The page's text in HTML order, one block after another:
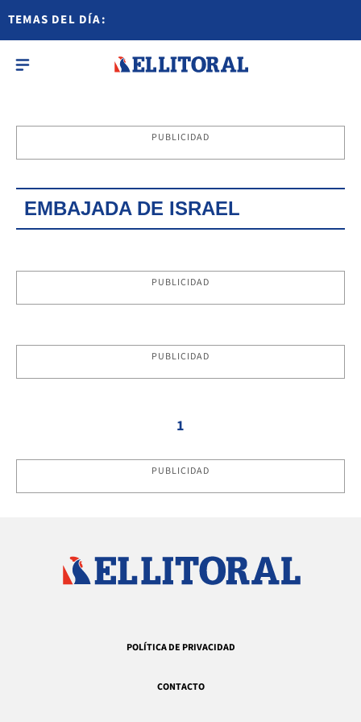
TEMAS DEL DÍA:
PUBLICIDAD
EMBAJADA DE ISRAEL
PUBLICIDAD
PUBLICIDAD
1
PUBLICIDAD
POLÍTICA DE PRIVACIDAD
CONTACTO